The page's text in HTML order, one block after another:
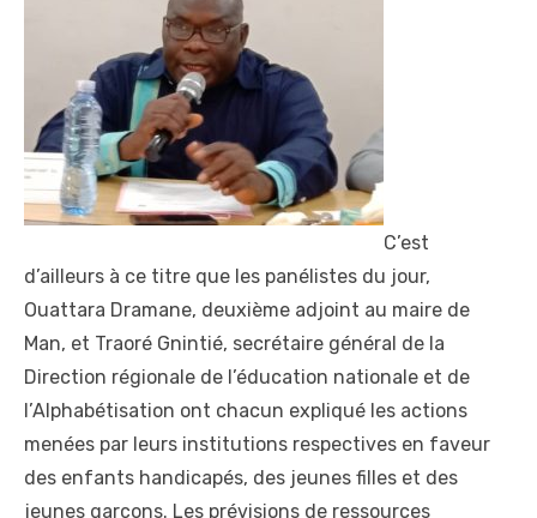
C’est
d’ailleurs à ce titre que les panélistes du jour,
Ouattara Dramane, deuxième adjoint au maire de
Man, et Traoré Gnintié, secrétaire général de la
Direction régionale de l’éducation nationale et de
l’Alphabétisation ont chacun expliqué les actions
menées par leurs institutions respectives en faveur
des enfants handicapés, des jeunes filles et des
jeunes garçons. Les prévisions de ressources